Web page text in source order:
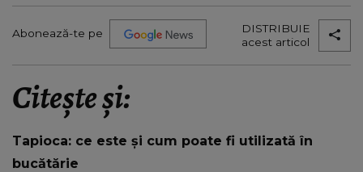
Abonează-te pe
DISTRIBUIE
acest articol
Citește și:
Tapioca: ce este și cum poate fi utilizată în
bucătărie